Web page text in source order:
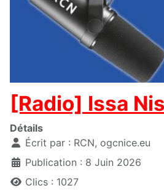
[Radio] Issa
Détails
Écrit par : RCN, ogcnice.eu
Publication : 8 Juin 2026
Clics : 1027